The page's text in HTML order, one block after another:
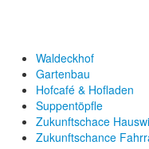
Waldeckhof
Gartenbau
Hofcafé & Hofladen
Suppentöpfle
Zukunftschace
Zukunftschance